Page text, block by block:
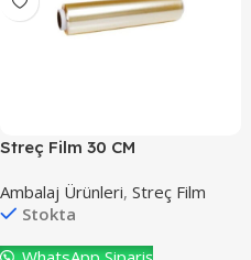
Streç Film 30 CM
Ambalaj Ürünleri, Streç Film
Stokta